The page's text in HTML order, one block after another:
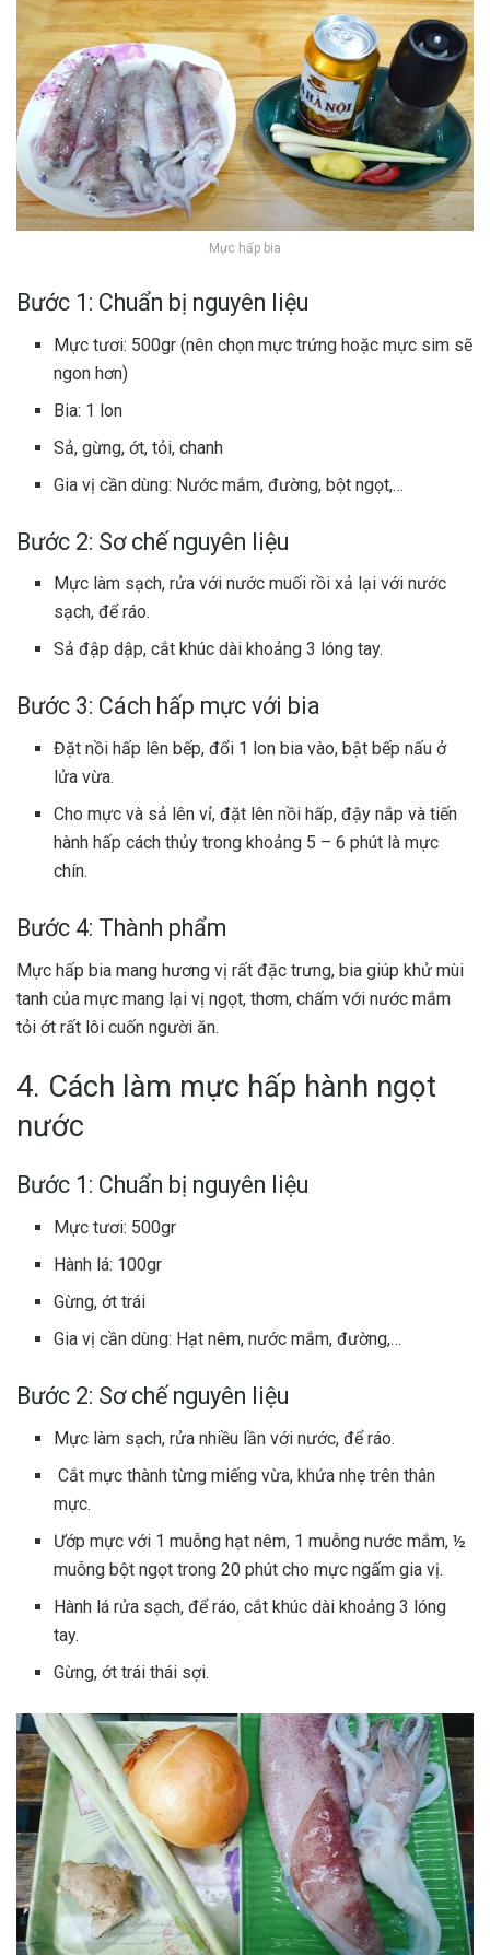
Mực hấp bia
Bước 1: Chuẩn bị nguyên liệu
Mực tươi: 500gr (nên chọn mực trứng hoặc mực sim sẽ
ngon hơn)
Bia: 1 lon
Sả, gừng, ớt, tỏi, chanh
Gia vị cần dùng: Nước mắm, đường, bột ngọt,…
Bước 2: Sơ chế nguyên liệu
Mực làm sạch, rửa với nước muối rồi xả lại với nước
sạch, để ráo.
Sả đập dập, cắt khúc dài khoảng 3 lóng tay.
Bước 3: Cách hấp mực với bia
Đặt nồi hấp lên bếp, đổi 1 lon bia vào, bật bếp nấu ở
lửa vừa.
Cho mực và sả lên vỉ, đặt lên nồi hấp, đậy nắp và tiến
hành hấp cách thủy trong khoảng 5 – 6 phút là mực
chín.
Bước 4: Thành phẩm
Mực hấp bia mang hương vị rất đặc trưng, bia giúp khử mùi
tanh của mực mang lại vị ngọt, thơm, chấm với nước mắm
tỏi ớt rất lôi cuốn người ăn.
4. Cách làm mực hấp hành ngọt
nước
Bước 1: Chuẩn bị nguyên liệu
Mực tươi: 500gr
Hành lá: 100gr
Gừng, ớt trái
Gia vị cần dùng: Hạt nêm, nước mắm, đường,…
Bước 2: Sơ chế nguyên liệu
Mực làm sạch, rửa nhiều lần với nước, để ráo.
Cắt mực thành từng miếng vừa, khứa nhẹ trên thân
mực.
Ướp mực với 1 muỗng hạt nêm, 1 muỗng nước mắm, ½
muỗng bột ngọt trong 20 phút cho mực ngấm gia vị.
Hành lá rửa sạch, để ráo, cắt khúc dài khoảng 3 lóng
tay.
Gừng, ớt trái thái sợi.